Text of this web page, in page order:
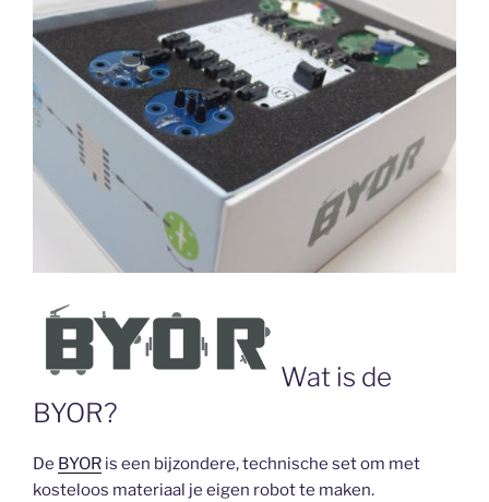
Wat is de
BYOR?
De BYOR is een bijzondere, technische set om met
kosteloos materiaal je eigen robot te maken.